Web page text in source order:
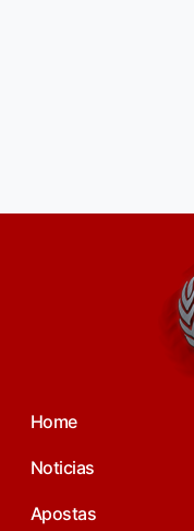
Home
Noticias
Apostas